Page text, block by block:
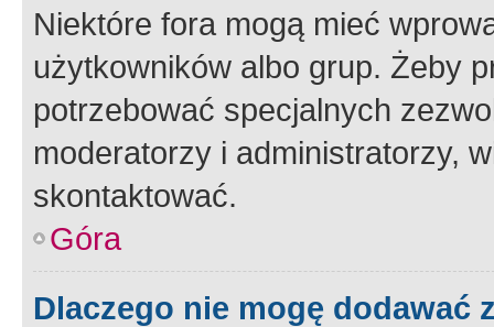
Niektóre fora mogą mieć
użytkowników albo grup. Żeby
potrzebować specjalnych
moderatorzy i administratorzy,
skontaktować.
Góra
Dlaczego nie mogę dodawać